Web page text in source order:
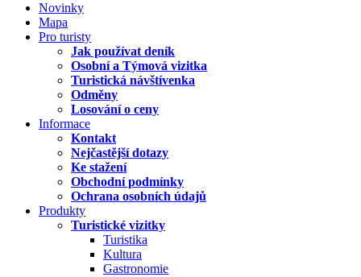
Novinky
Mapa
Pro turisty
Jak používat deník
Osobní a Týmová vizitka
Turistická návštívenka
Odměny
Losování o ceny
Informace
Kontakt
Nejčastější dotazy
Ke stažení
Obchodní podmínky
Ochrana osobních údajů
Produkty
Turistické vizitky
Turistika
Kultura
Gastronomie